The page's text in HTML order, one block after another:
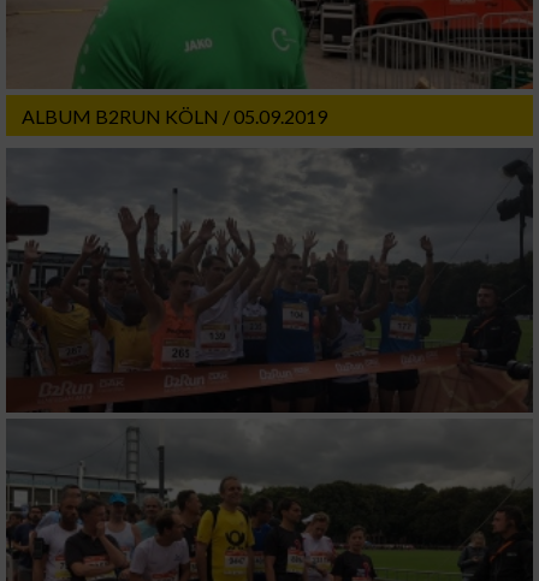
ALBUM B2RUN KÖLN / 05.09.2019